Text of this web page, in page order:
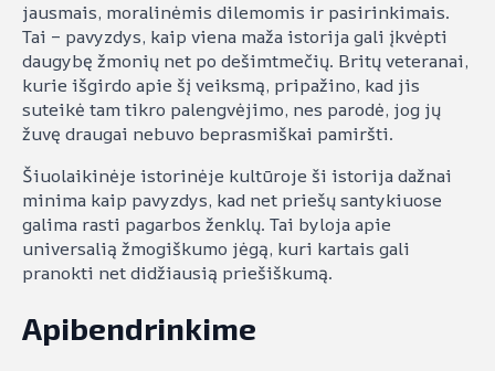
jausmais, moralinėmis dilemomis ir pasirinkimais.
Tai – pavyzdys, kaip viena maža istorija gali įkvėpti
daugybę žmonių net po dešimtmečių. Britų veteranai,
kurie išgirdo apie šį veiksmą, pripažino, kad jis
suteikė tam tikro palengvėjimo, nes parodė, jog jų
žuvę draugai nebuvo beprasmiškai pamiršti.
Šiuolaikinėje istorinėje kultūroje ši istorija dažnai
minima kaip pavyzdys, kad net priešų santykiuose
galima rasti pagarbos ženklų. Tai byloja apie
universalią žmogiškumo jėgą, kuri kartais gali
pranokti net didžiausią priešiškumą.
Apibendrinkime